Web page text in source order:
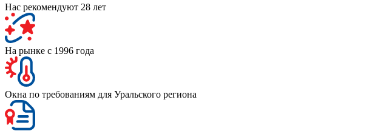
Нас рекомендуют 28 лет
На рынке с 1996 года
Окна по требованиям для Уральского региона